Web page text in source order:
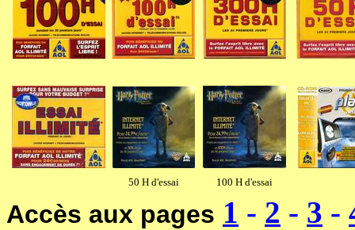
50 H d'essai 100 H d'essai
Accès aux pages 1 - 2 - 3 -